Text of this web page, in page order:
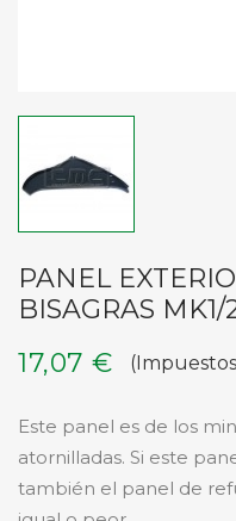
PANEL
BISAGRAS MK1/
17,07 €
Este panel es de los
atornilladas. Si este
también el panel de